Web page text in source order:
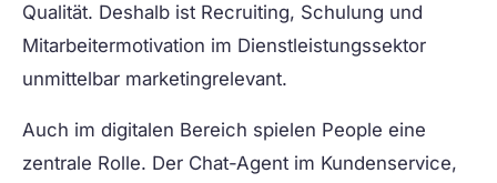
Qualität. Deshalb ist Recruiting, Schulung und
Mitarbeitermotivation im Dienstleistungssektor
unmittelbar marketingrelevant.
Auch im digitalen Bereich spielen People eine
zentrale Rolle. Der Chat-Agent im Kundenservice,